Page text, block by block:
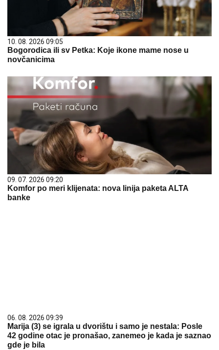
10. 08. 2026 09:05
Bogorodica ili sv Petka: Koje ikone mame nose u
novčanicima
09. 07. 2026 09:20
Komfor po meri klijenata: nova linija paketa ALTA
banke
06. 08. 2026 09:39
Marija (3) se igrala u dvorištu i samo je nestala: Posle
42 godine otac je pronašao, zanemeo je kada je saznao
gde je bila